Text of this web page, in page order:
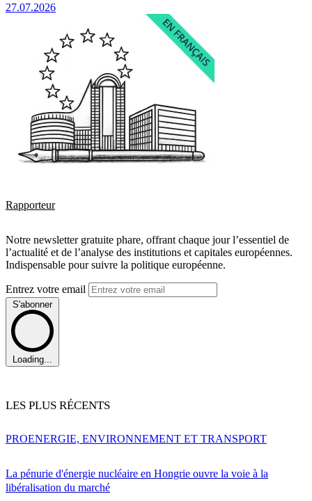
27.07.2026
Rapporteur
Notre newsletter gratuite phare, offrant chaque jour l’essentiel de
l’actualité et de l’analyse des institutions et capitales européennes.
Indispensable pour suivre la politique européenne.
Entrez votre email
S'abonner
Loading...
LES PLUS RÉCENTS
La pénurie d'énergie nucléaire en Hongrie ouvre la voie à la
libéralisation du marché
PROENERGIE, ENVIRONNEMENT ET TRANSPORT